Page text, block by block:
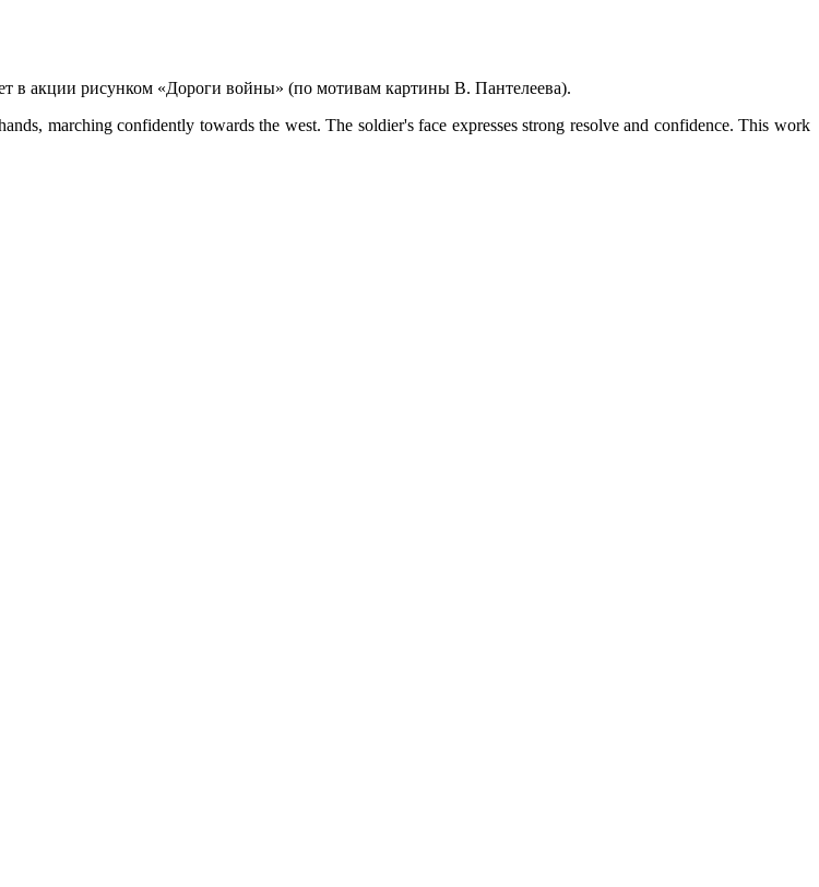
в акции рисунком «Дороги войны» (по мотивам картины В. Пантелеева).
marching confidently towards the west. The soldier's face expresses strong resolve and confidence. This work